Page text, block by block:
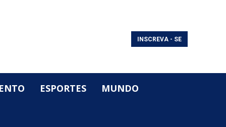
INSCREVA - SE
ESPORTES MUNDO